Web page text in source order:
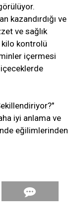
kazandırdığı ve
ve sağlık
kilo kontrolü
içermesi
iyi anlama ve
eğilimlerinden